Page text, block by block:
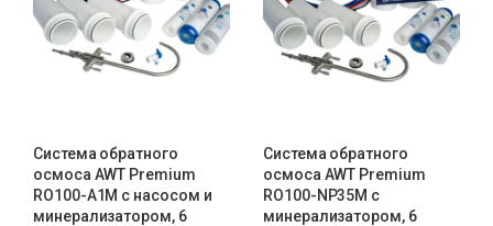
Система обратного
осмоса AWT Premium
RO100-A1М с насосом и
минерализатором, 6
Система обратного
осмоса AWT Premium
RO100-NP35M с
минерализатором, 6